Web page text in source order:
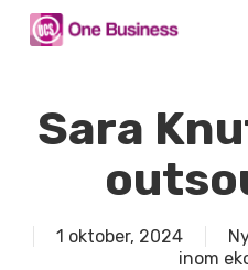
Sara
1 oktober, 2024
inom